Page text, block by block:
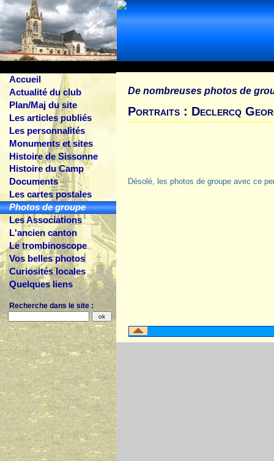
Accueil
Actualité du club
Plan/Maj du site
Les articles publiés
Les personnalités
Monuments et sites
Histoire de Sissonne
Histoire du Camp
Documents
Les cartes postales
Photos de groupe
Les Associations
L'ancien canton
Le trombinoscope
Vos belles photos
Curiosités locales
Quelques liens
Recherche dans le site :
De nombreuses photos de
Portraits : Declercq
Désolé, les photos de groupe avec ce